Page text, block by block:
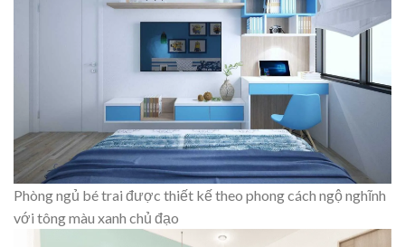
Phòng ngủ bé trai được thiết kế theo phong cách ngộ nghĩnh
với tông màu xanh chủ đạo